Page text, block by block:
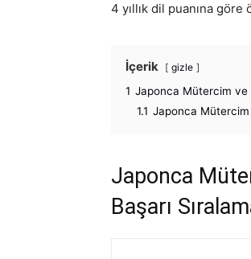
4 yıllık dil puanına
İçerik gizle
1 Japonca Mütercim ve
1.1 Japonca Mütercim
Japonca
Başarı